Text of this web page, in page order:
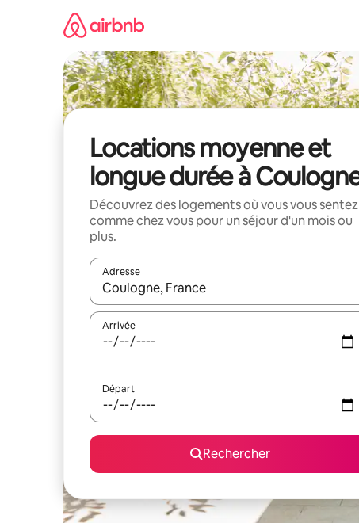
Locations moyenne et
longue durée à
Découvrez des logements où vous vous sentez
comme chez vous pour un séjour d'un mois ou
plus.
Adresse
Lorsque les résultats s'affichent, utilisez les
Arrivée
Départ
Rechercher